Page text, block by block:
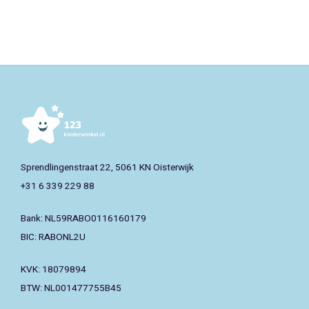
Sprendlingenstraat 22, 5061 KN Oisterwijk
+31 6 339 229 88
Bank: NL59RABO0116160179
BIC: RABONL2U
KVK: 18079894
BTW: NL001477755B45